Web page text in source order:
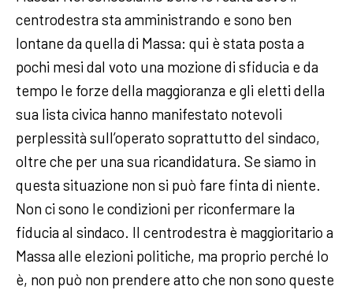
centrodestra sta amministrando e sono ben
lontane da quella di Massa: qui è stata posta a
pochi mesi dal voto una mozione di sfiducia e da
tempo le forze della maggioranza e gli eletti della
sua lista civica hanno manifestato notevoli
perplessità sull’operato soprattutto del sindaco,
oltre che per una sua ricandidatura. Se siamo in
questa situazione non si può fare finta di niente.
Non ci sono le condizioni per riconfermare la
fiducia al sindaco. Il centrodestra è maggioritario a
Massa alle elezioni politiche, ma proprio perché lo
è, non può non prendere atto che non sono queste